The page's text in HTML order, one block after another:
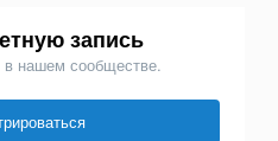
запись
в нашем сообществе.